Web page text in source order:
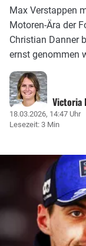
Max Verstappen
Motoren-Ära der
Christian Danner
ernst genommen
Victoria
18.03.2026, 14:47 Uhr
Lesezeit: 3 Min